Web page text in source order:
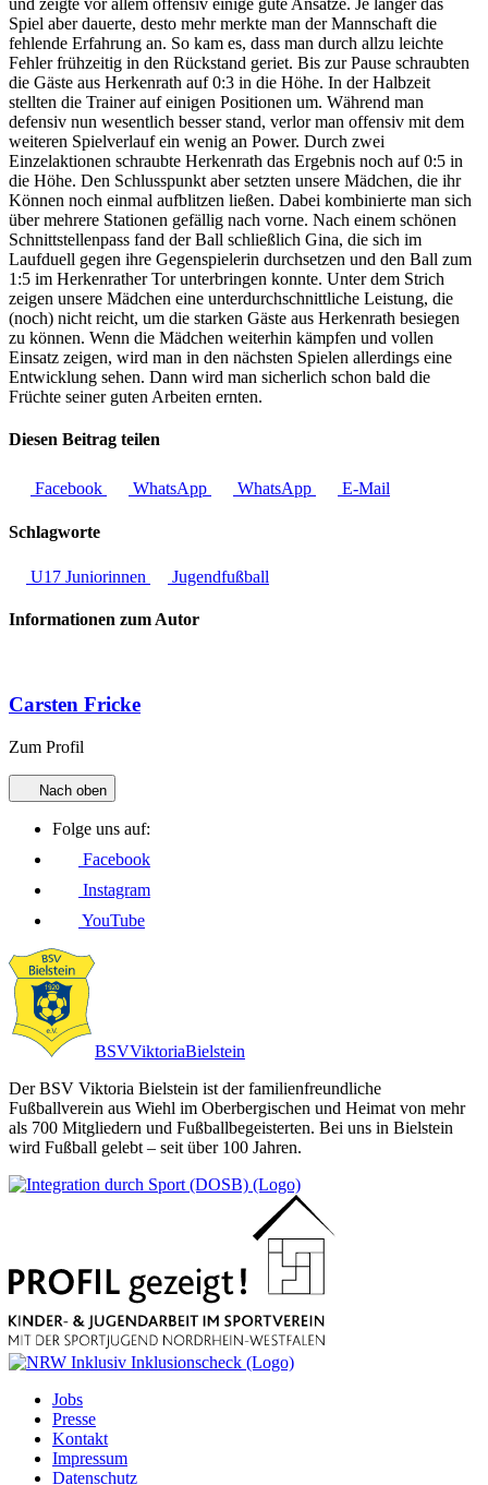
Spiel aber dauerte, desto mehr merkte man der Mannschaft die
fehlende Erfahrung an. So kam es, dass man durch allzu leichte
Fehler frühzeitig in den Rückstand geriet. Bis zur Pause schraubten
die Gäste aus Herkenrath auf 0:3 in die Höhe. In der Halbzeit
stellten die Trainer auf einigen Positionen um. Während man
defensiv nun wesentlich besser stand, verlor man offensiv mit dem
weiteren Spielverlauf ein wenig an Power. Durch zwei
Einzelaktionen schraubte Herkenrath das Ergebnis noch auf 0:5 in
die Höhe. Den Schlusspunkt aber setzten unsere Mädchen, die ihr
Können noch einmal aufblitzen ließen. Dabei kombinierte man sich
über mehrere Stationen gefällig nach vorne. Nach einem schönen
Schnittstellenpass fand der Ball schließlich Gina, die sich im
Laufduell gegen ihre Gegenspielerin durchsetzen und den Ball zum
1:5 im Herkenrather Tor unterbringen konnte. Unter dem Strich
zeigen unsere Mädchen eine unterdurchschnittliche Leistung, die
(noch) nicht reicht, um die starken Gäste aus Herkenrath besiegen
zu können. Wenn die Mädchen weiterhin kämpfen und vollen
Einsatz zeigen, wird man in den nächsten Spielen allerdings eine
Entwicklung sehen. Dann wird man sicherlich schon bald die
Früchte seiner guten Arbeiten ernten.
Diesen Beitrag teilen
Facebook WhatsApp WhatsApp E-Mail
Schlagworte
U17 Juniorinnen Jugendfußball
Informationen zum Autor
Carsten Fricke
Zum Profil
Nach oben
Folge uns auf:
Facebook
Instagram
YouTube
BSVViktoriaBielstein
Der BSV Viktoria Bielstein ist der familienfreundliche
Fußballverein aus Wiehl im Oberbergischen und Heimat von mehr
als 700 Mitgliedern und Fußballbegeisterten. Bei uns in Bielstein
wird Fußball gelebt – seit über 100 Jahren.
Jobs
Presse
Kontakt
Impressum
Datenschutz